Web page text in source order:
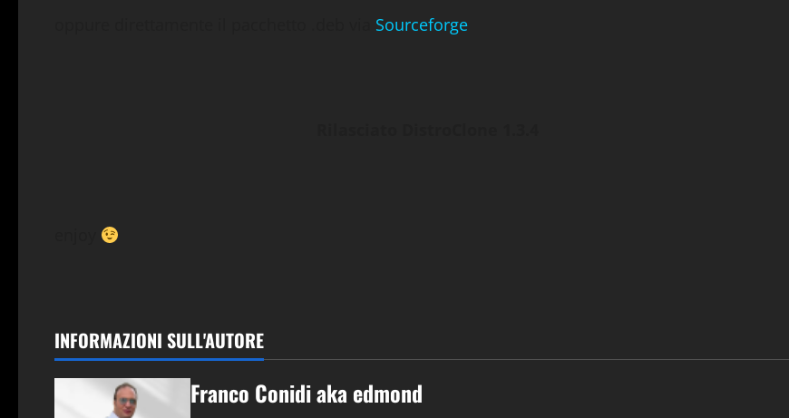
Sourceforge
INFORMAZIONI SULL'AUTORE
Franco Conidi aka edmond